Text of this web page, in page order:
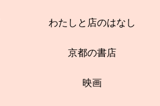
わたしと店のはなし
京都の書店
映画